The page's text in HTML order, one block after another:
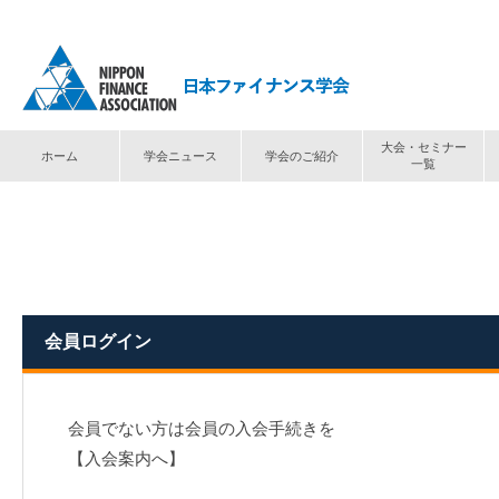
ホーム 学会ニュース 学会のご紹介
大会・セミナー
一覧
会員ログイン
会員でない方は会員の入会手続きを
【入会案内へ】